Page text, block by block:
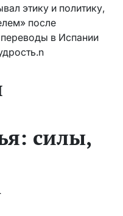
этику и политику,
после
в Испании
силы,